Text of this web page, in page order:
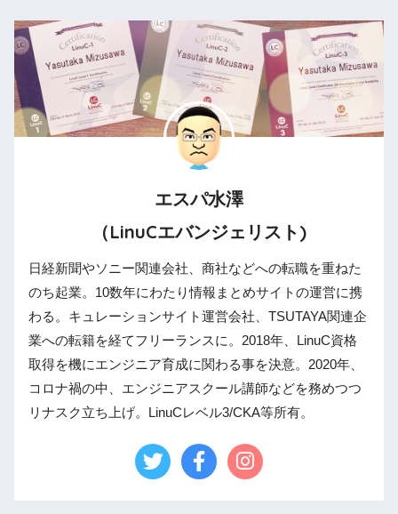
エスパ水澤
（LinuCエバンジェリスト)
日経新聞やソニー関連会社、商社などへの転職を重ねた
のち起業。10数年にわたり情報まとめサイトの運営に携
わる。キュレーションサイト運営会社、TSUTAYA関連企
業への転籍を経てフリーランスに。2018年、LinuC資格
取得を機にエンジニア育成に関わる事を決意。2020年、
コロナ禍の中、エンジニアスクール講師などを務めつつ
リナスク立ち上げ。LinuCレベル3/CKA等所有。